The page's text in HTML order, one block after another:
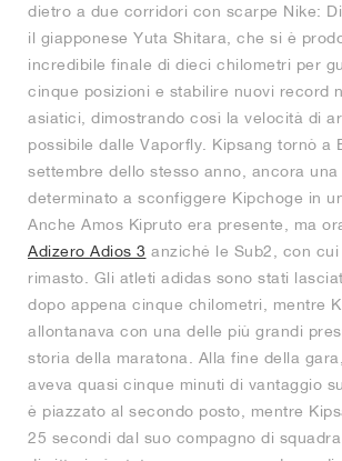
dietro a due corridori con scarpe Nike:
il giapponese Yuta Shitara, che si è
incredibile finale di dieci chilometri per
cinque posizioni e stabilire nuovi record
asiatici, dimostrando così la velocità di
possibile dalle Vaporfly. Kipsang tornò a
settembre dello stesso anno, ancora una
determinato a sconfiggere Kipchoge in
Anche Amos Kipruto era presente, ma
Adizero Adios 3 anziché le Sub2, con cui
rimasto. Gli atleti adidas sono stati
dopo appena cinque chilometri, mentre
allontanava con una delle più grandi
storia della maratona. Alla fine della
aveva quasi cinque minuti di vantaggio
è piazzato al secondo posto, mentre
25 secondi dal suo compagno di